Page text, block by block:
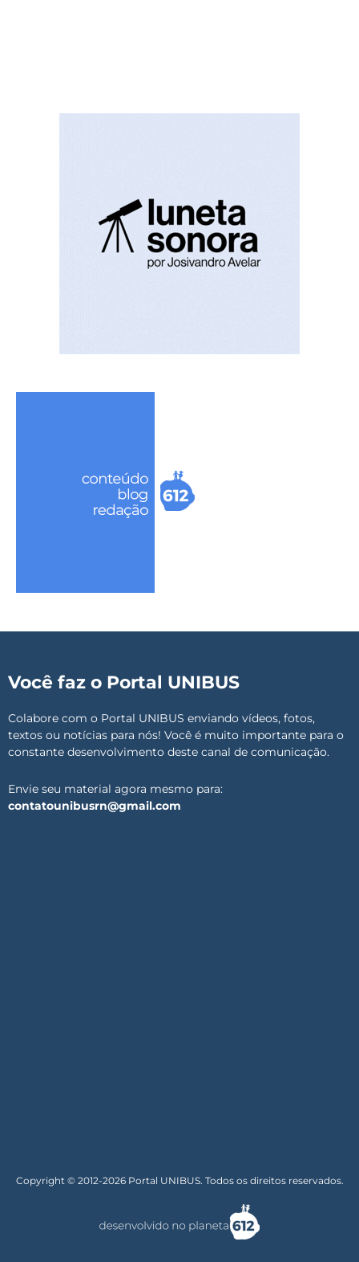
Você faz o Portal UNIBUS
Colabore com o Portal UNIBUS enviando vídeos, fotos,
textos ou notícias para nós! Você é muito importante para o
constante desenvolvimento deste canal de comunicação.
Envie seu material agora mesmo para:
contatounibusrn@gmail.com
Copyright © 2012-2026 Portal UNIBUS. Todos os direitos reservados.